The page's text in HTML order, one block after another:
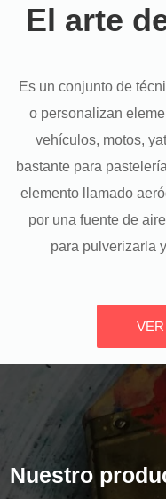
El arte
Es un conjunto de
o personalizan
vehículos, motos,
bastante para
elemento llamado
por una fuente de
para pulverizarla
Nuestro